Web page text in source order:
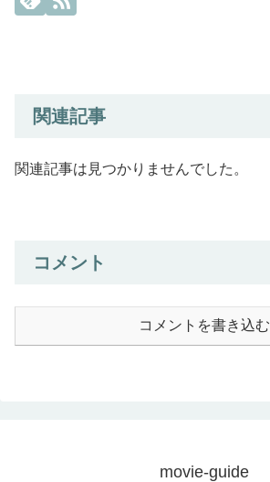
関連記事
関連記事は見つかりませんでした。
コメント
コメントを書き込む
movie-guide